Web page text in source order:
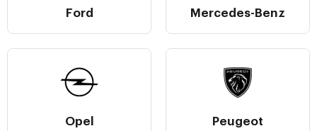
Ford Mercedes-Benz
Opel Peugeot